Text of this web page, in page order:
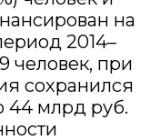
на
2014–
человек, при
сохранился
44 млрд руб.